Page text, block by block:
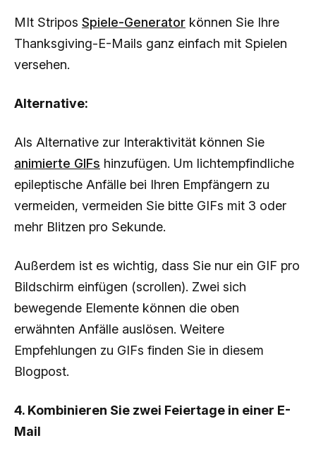
MIt Stripos Spiele-Generator können Sie Ihre
Thanksgiving-E-Mails ganz einfach mit Spielen
versehen.
Alternative:
Als Alternative zur Interaktivität können Sie
animierte GIFs hinzufügen. Um lichtempfindliche
epileptische Anfälle bei Ihren Empfängern zu
vermeiden, vermeiden Sie bitte GIFs mit 3 oder
mehr Blitzen pro Sekunde.
Außerdem ist es wichtig, dass Sie nur ein GIF pro
Bildschirm einfügen (scrollen). Zwei sich
bewegende Elemente können die oben
erwähnten Anfälle auslösen. Weitere
Empfehlungen zu GIFs finden Sie in diesem
Blogpost.
4. Kombinieren Sie zwei Feiertage in einer E-
Mail